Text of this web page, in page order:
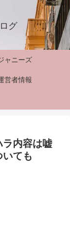
グ
ャニーズ
営者情報
ラ内容は嘘
ても